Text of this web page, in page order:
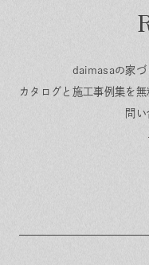
daimasaの家づ
カタログと施工事例集を無
問い